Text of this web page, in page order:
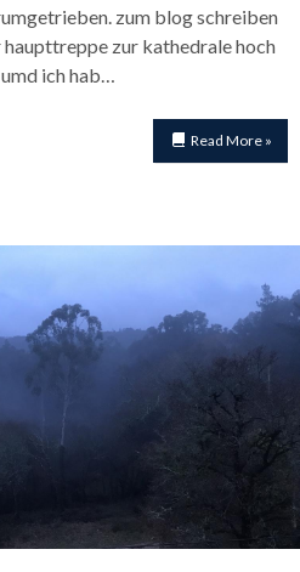
zum blog schreiben
zur kathedrale hoch
ich hab…
Read More »